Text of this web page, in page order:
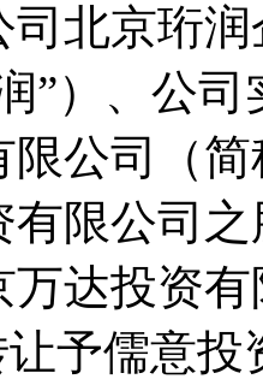
司北京珩
”）、公
公司（
有限公司
达投资
让予儒意投